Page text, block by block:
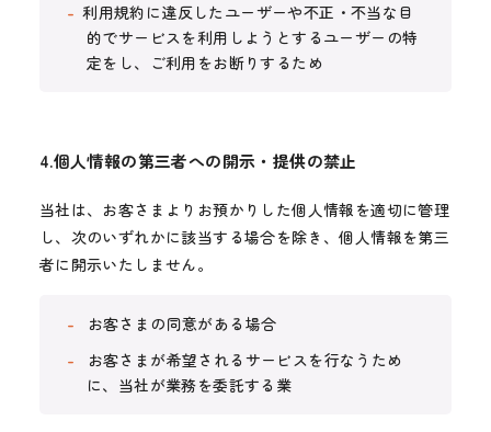
利用規約に違反したユーザーや不正・不当な目
的でサービスを利用しようとするユーザーの特
定をし、ご利用をお断りするため
4.個人情報の第三者への開示・提供の禁止
当社は、お客さまよりお預かりした個人情報を適切に管理
し、次のいずれかに該当する場合を除き、個人情報を第三
者に開示いたしません。
お客さまの同意がある場合
お客さまが希望されるサービスを行なうため
に、当社が業務を委託する業